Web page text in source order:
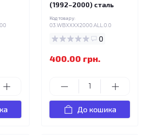
(1992–2000) сталь
Код товару:
03.WBXXXX2000.ALL.0.0
0
400.00 грн.
До кошика